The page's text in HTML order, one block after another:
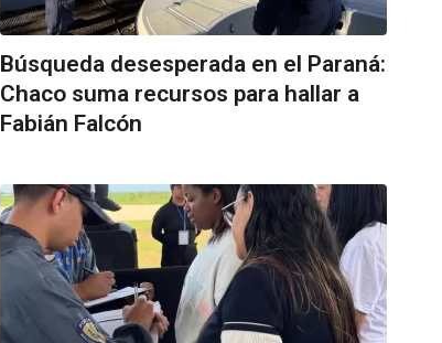
Búsqueda desesperada en el Paraná:
Chaco suma recursos para hallar a
Fabián Falcón